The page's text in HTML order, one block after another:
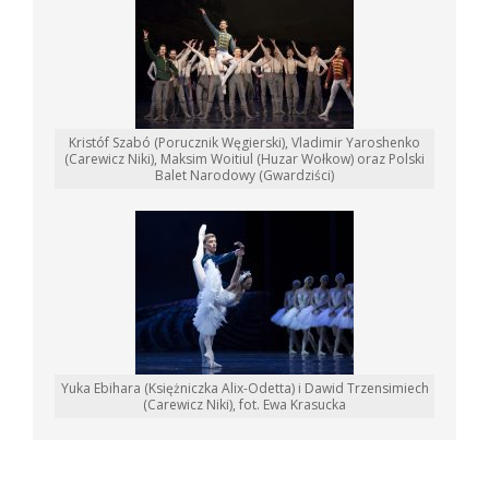
Kristóf Szabó (Porucznik Węgierski), Vladimir Yaroshenko
(Carewicz Niki), Maksim Woitiul (Huzar Wołkow) oraz Polski
Balet Narodowy (Gwardziści)
Yuka Ebihara (Księżniczka Alix-Odetta) i Dawid Trzensimiech
(Carewicz Niki), fot. Ewa Krasucka